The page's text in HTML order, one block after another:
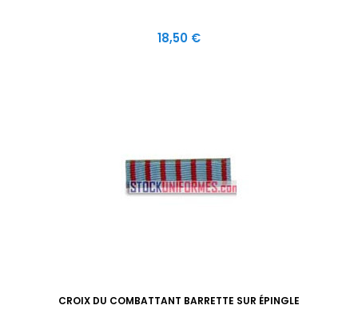
Prix
18,50 €
CROIX DU COMBATTANT BARRETTE SUR ÉPINGLE